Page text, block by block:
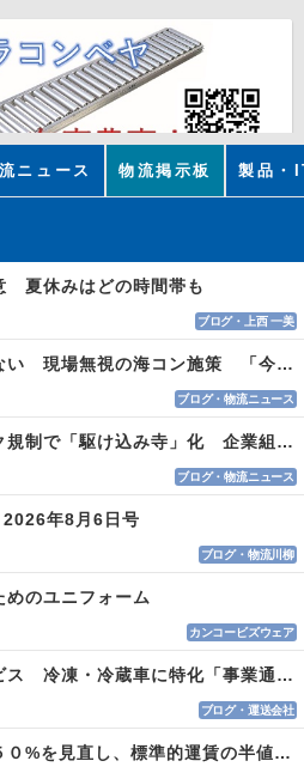
ニュース 物流掲示板 製品・
夏休みはどの時間帯も
ブログ・上西 一美
違う違うそれじゃない 現場無視の海コン施策 「今でも平均２～３時間は待つ」
ブログ・物流ニュース
白ナンバートラック規制で「駆け込み寺」化 企業組合が入会基準を見直しへ
ブログ・物流ニュース
年8月6日号
ブログ・物流川柳
めのユニフォーム
カンコービズウェア
ヘイワオートサービス 冷凍・冷蔵車に特化「事業通じ貢献目指す」
ブログ・運送会社
適正原価 実車率５０%を見直し、標準的運賃の半値の恐れも